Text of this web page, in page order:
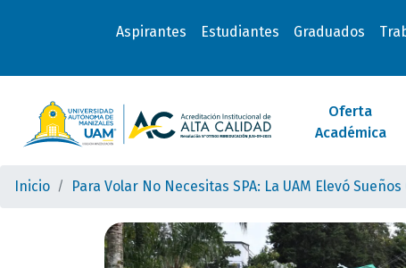
Aspirantes Estudiantes Graduados
Oferta
Académica
Inicio Para Volar No Necesitas SPA: La UAM Elevó